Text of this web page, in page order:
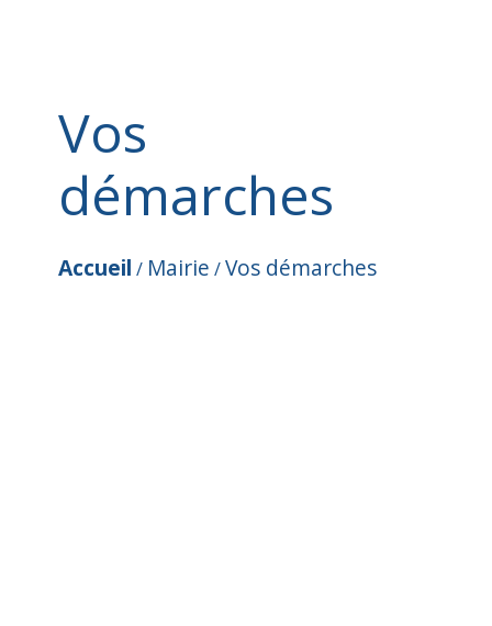
Vos
démarches
Accueil / Mairie /Vos démarches